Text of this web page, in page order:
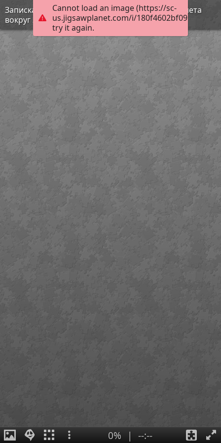
Cannot load an image (https://sc-
us.jigsawplanet.com/i/
try it again.
Записка Юрия Гагарина, написанная после полета
вокруг Земли
0% | --:--